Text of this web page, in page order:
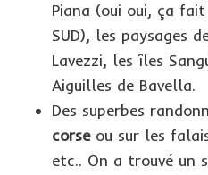
Piana (oui oui, ça
SUD), les paysages
Lavezzi, les îles
Aiguilles de Bavella.
Des superbes
corseou sur les
etc.. On a trouvé un